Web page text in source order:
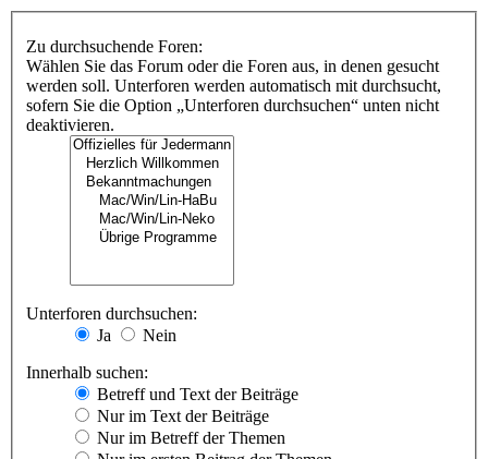
Zu durchsuchende Foren:
Wählen Sie das Forum oder die Foren aus, in denen gesucht
werden soll. Unterforen werden automatisch mit durchsucht,
sofern Sie die Option „Unterforen durchsuchen“ unten nicht
deaktivieren.
Unterforen durchsuchen:
Ja
Nein
Innerhalb suchen:
Betreff und Text der Beiträge
Nur im Text der Beiträge
Nur im Betreff der Themen